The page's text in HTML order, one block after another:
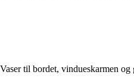
Vaser til bordet, vindueskarmen og